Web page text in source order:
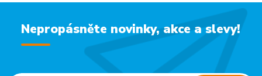
Nepropásněte novinky, akce a slevy!